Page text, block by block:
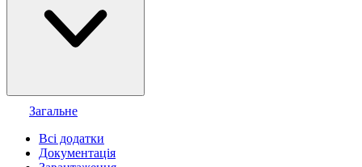
Загальне
Всі додатки
Документація